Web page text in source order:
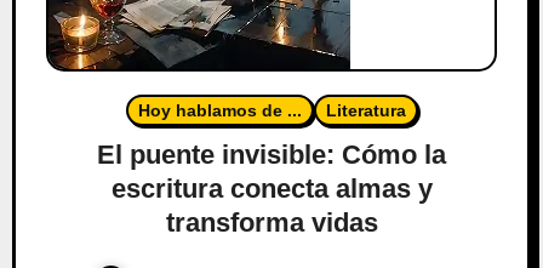
Hoy hablamos de ... Literatura
El puente invisible: Cómo la
escritura conecta almas y
transforma vidas